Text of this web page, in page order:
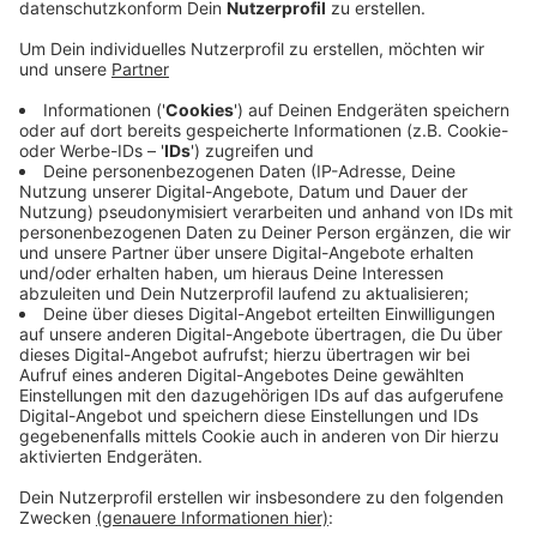
Veröffentlicht: Samstag, 19.03.2022 09:24
Anzeige
In Malbork seien Mitte der Woche rund 600
Geflüchtete angekommen. Mit an Bord sind in dem Bus
auf dem Hinweg Lebensmittel, Kleidung, Spielsachen
und medizinische Artikel. Die sollen anschließend
weiter geschickt werden in die Ukraine. Auf dem
Rückweg ist es dann das Ziel, etwa 50 geflüchtete
Menschen mit nach Monheim zu bringen. Sie sollen in
Hotelzimmern und Wohnungen unterkommen, die die
Stadt angemietet hat, heißt es.
Anzeige